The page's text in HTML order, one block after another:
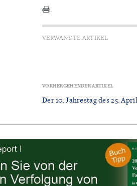
VERWANDTE ARTIKEL
VORHERGEHENDER ARTIKEL
Der 10. Jahrestag des 25.